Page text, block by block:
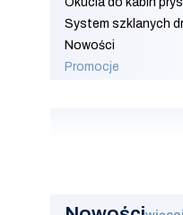
System szklanych
Nowości
Promocje